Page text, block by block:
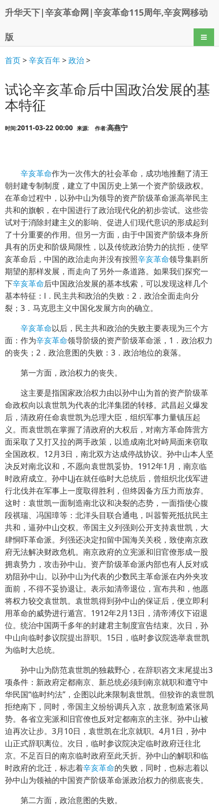
升华天下|辛亥革命网|辛亥革命115周年,辛亥网移动
版 导航
首页>辛亥百年>政治>
试论辛亥革命后中国政治发展的基
本特征
时间:2011-03-22 00:00 来源: 作者:高燕宁
辛亥革命作为一次伟大的社会革命，成功地推翻了清王
朝封建专制制度，建立了中国历史上第一个资产阶级政权。
在革命过程中，以孙中山为领导的资产阶级革命派高举民主
共和的旗帜，在中国进行了政治现代化的初步尝试。这些尝
试对于消除封建主义的影响、促进人们现代意识的形成起到
了十分重要的作用。但另一方面，由于中国资产阶级本身所
具有的历史和阶级局限性，以及传统政治势力的抗拒，使罕
亥革命后，中国的政治走向并没有按照辛亥革命领导集斟所
期望的那样发展，而走向了另外一条道路。如果我们探究一
下辛亥革命后中国政治发展的基本线索，可以发现这样几个
基本特征：l．民主共和政治的失败：2．政治全面走向分
裂；3．马克思主义中国化发展方向的确立。
辛亥革命以后，民主共和政治的失败主要表现为三个方
面：作为辛亥革命领导阶级的资产阶级革命派，1．政治权力
的丧失；2．政治意图的失败：3．政治地位的衰落。
第一方面，政治权力的丧失。
这主要是指国家政治权力由以孙中山为首的资产阶级革
命政权向以袁世凯为代表的北洋集团的转移。武昌起义爆发
后，清政府任命袁世凯为总理大臣，组织军事力量镇压起
义。而袁世凯在掌握了清政府的大权后，对南方革命阵营方
面采取了又打又拉的两手政策，以造成南北对峙局面来窃取
全国政权。12月3日，南北双方达成停战协议。孙中山本人坚
决反对南北议和，不愿向袁世凯妥协。1912年1月，南京临
时政府成立。孙中LJj在就任临时大总统后，曾组织北伐军进
行北伐并在军事上一度取得胜利，但终因备方压力而放弃。
这时：袁世凯一面制造南北议和决裂的态势，一面指使心腹
段祺瑞、冯国璋等：北洋头目联合通电，叫嚣誓死抵抗民主
共和，逼孙中山交权。帝国主义列强则公开支持袁世凯，大
肆恫吓革命派。列强还决定扣留中国海关关税，致使南京政
府无法解决财政危机。南京政府的立宪派和旧官僚形成一股
拥袁势力，攻击孙中山。资产阶级革命派内部也有人反对或
劝阻孙中山。以孙中山为代表的少数民主革命派在内外夹攻
面前，不得不妥协退让。表示如清帝退位，宣布共和，他愿
将权力较交袁世凯。袁世凯得到孙中山的保证后，便立即利
用革命的威势进行遁宫。1912年2月13日，清帝溥仪下诏退
位。统治中国两千多年的封建君主制度宣告结束。次日，孙
中山向临时参议院提出辞职。15日，临时参议院选举袁世凯
为临时大总统。
孙中山为防范袁世凯的独裁野心，在辞职咨文末尾提出3
项条件：新政府定都南京、新总统必须到南京就职和遵守中
华民国“临时约法”，企图以此来限制袁世凯。但狡诈的袁世凯
拒绝南下，同时，帝国主义纷纷调兵入京，故意制造紧张局
势。各省立宪派和旧官僚也反对定都南京的主张。孙中山被
迫再次让步。3月10日，袁世凯在北京就职。4月1日，孙中
山正式辞职离位。次日，临时参议院决定临时政府迁往北
京。不足百日的南京临时政府至此夭折。孙中山的解职和临
时政府的北迁，标志着辛亥革命的失败，同时，也标志着以
孙中山为领袖的中国资产阶级革命派政治权力的彻底丧失。
第二方面，政治意图的失败。